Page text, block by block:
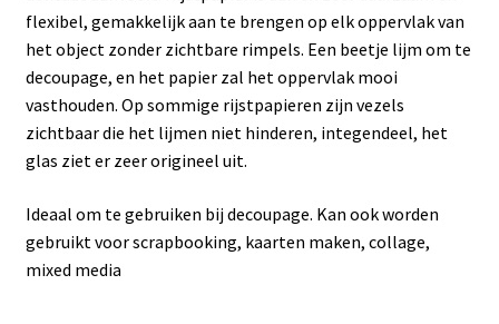
flexibel, gemakkelijk aan te brengen op elk oppervlak van
het object zonder zichtbare rimpels. Een beetje lijm om te
decoupage, en het papier zal het oppervlak mooi
vasthouden. Op sommige rijstpapieren zijn vezels
zichtbaar die het lijmen niet hinderen, integendeel, het
glas ziet er zeer origineel uit.
Ideaal om te gebruiken bij decoupage. Kan ook worden
gebruikt voor scrapbooking, kaarten maken, collage,
mixed media